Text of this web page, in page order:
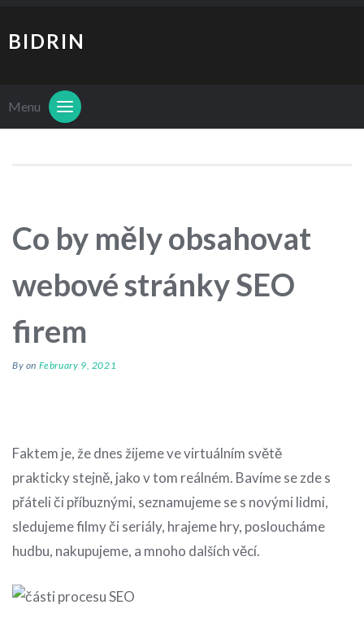
BIDRIN
Menu
Co by měly obsahovat
webové stránky SEO
firem
By on February 9, 2021
Faktem je, že dnes žijeme ve virtuálním světě
prakticky stejně, jako v tom reálném. Bavíme se zde s
přáteli či příbuznými, seznamujeme se s novými lidmi,
sledujeme filmy či seriály, hrajeme hry, posloucháme
hudbu, nakupujeme, a mnoho dalších věcí.